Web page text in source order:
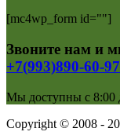
[mc4wp_form id=""]
Звоните нам и
+7(993)890-60-97
Мы доступны с 8:00
Copyright © 2008 -